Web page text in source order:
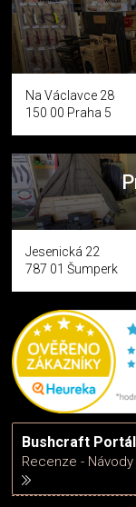
Na Václavce 28
150 00 Praha 5
Jesenická 22
787 01 Šumperk
Bushcraft Portál
Recenze - Návody